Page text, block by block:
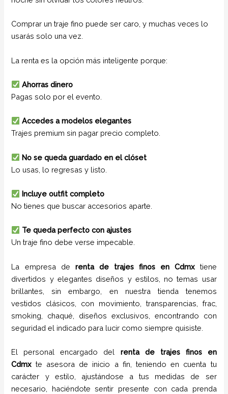
Comprar un traje fino puede ser caro, y muchas veces lo
usarás solo una vez.
La renta es la opción más inteligente porque:
Ahorras dinero
Pagas solo por el evento.
Accedes a modelos elegantes
Trajes premium sin pagar precio completo.
No se queda guardado en el clóset
Lo usas, lo regresas y listo.
Incluye outfit completo
No tienes que buscar accesorios aparte.
Te queda perfecto con ajustes
Un traje fino debe verse impecable.
La empresa de renta de trajesfinos enCdmx
tiene
divertidos y elegantes diseños y estilos,
no temas usar
brillantes, sin embargo, en nuestra tienda tenemos
vestidos clásicos, con movimiento, transparencias, frac,
smoking, chaqué, diseños exclusivos, encontrando con
seguridad el indicado para lucir como siempre quisiste.
El personal encargado del renta de trajes finos en
Cdmxte asesora de inicio a fin, teniendo en cuenta tu
carácter y estilo, ajustándose a tus medidas de ser
necesario, haciéndote sentir presente con cada prenda